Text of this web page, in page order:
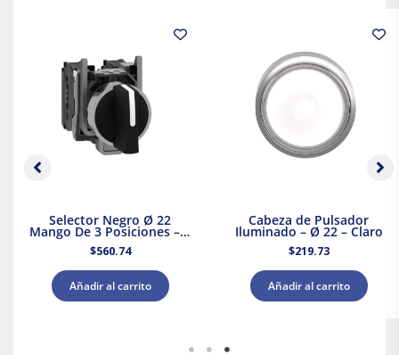
Selector Negro Ø 22
Mango De 3 Posiciones – 2
Na
$560.74
Añadir al carrito
Cabeza de Pulsador
Iluminado – Ø 22 – Claro
$219.73
Añadir al carrito